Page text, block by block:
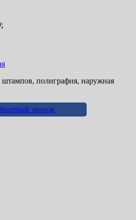
штампов, полиграфия, наружная
звонок